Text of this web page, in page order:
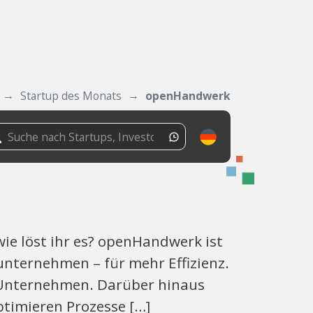
Startup des Monats openHandwerk
löst ihr es? openHandwerk ist
– für mehr Effizienz.
Darüber hinaus
Prozesse […]